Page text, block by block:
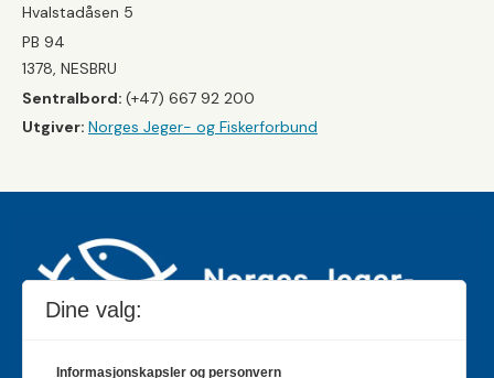
Hvalstadåsen 5
PB 94
1378, NESBRU
Sentralbord: (+47) 667 92 200
Utgiver: Norges Jeger- og Fiskerforbund
Dine valg:
Informasjonskapsler og personvern